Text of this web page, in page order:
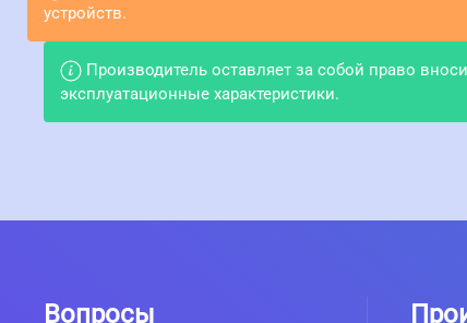
устройств.
Производитель оставляет за собой право
эксплуатационные характеристики.
Вопросы